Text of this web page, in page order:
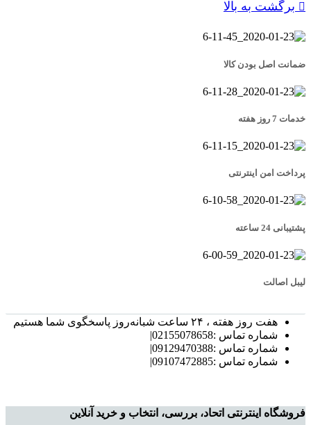
برگشت به بالا
ضمانت اصل بودن کالا
خدمات 7 روز هفته
پرداخت امن اینترنتی
پشتیبانی 24 ساعته
لیبل اصالت
هفت روز هفته ، ۲۴ ساعت شبانه‌روز پاسخگوی شما هستیم
شماره تماس :02155078658|
شماره تماس :09129470388|
شماره تماس :09107472885|
فروشگاه اینترنتی اتحاد، بررسی، انتخاب و خرید آنلاین